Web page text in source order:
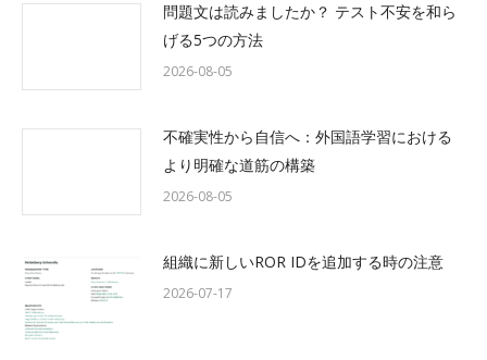
問題文は読みましたか？ テスト不安を和ら
げる5つの方法
2026-08-05
不確実性から自信へ：外国語学習における
より明確な道筋の構築
2026-08-05
組織に新しいROR IDを追加する時の注意
2026-07-17